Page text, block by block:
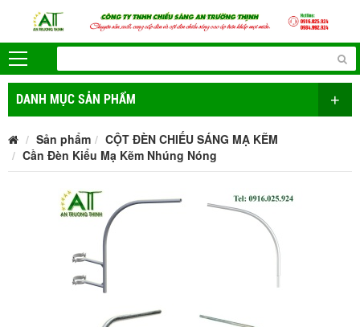
DANH MỤC SẢN PHẨM +
Sản phẩm
CỘT ĐÈN CHIẾU SÁNG MẠ KẼM
Cần Đèn Kiểu Mạ Kẽm Nhúng Nóng